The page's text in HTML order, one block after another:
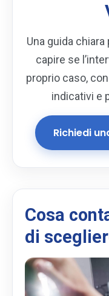
Una guida
capire se
proprio caso,
indicativi e
Richiedi
Cosa
di